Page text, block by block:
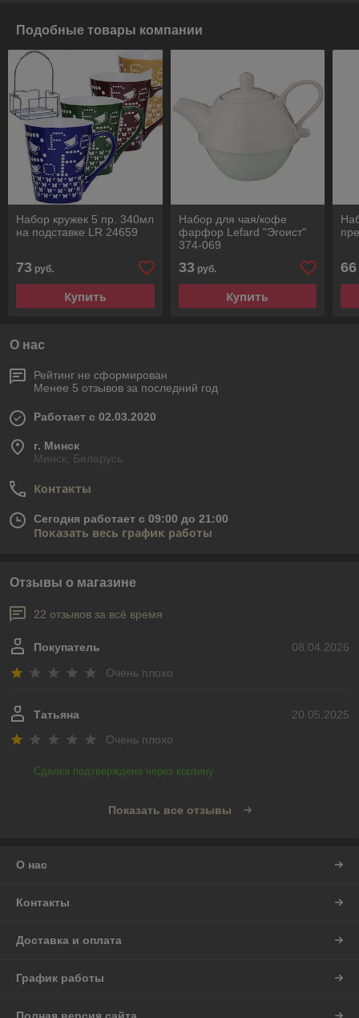
Подобные товары компании
Набор кружек 5 пр. 340мл
на подставке LR 24659
73 руб.
Купить
Набор для чая/кофе
фарфор Lefard "Эгоист"
374-069
33руб.
Купить
66
О нас
Рейтинг не сформирован
Менее 5 отзывов за последний год
Работает с 02.03.2020
г. Минск
Минск, Беларусь
Контакты
Сегодня работает с 09:00 до 21:00
Показать весь график работы
Отзывы о магазине
22 отзывов за всё время
08.04.2026
Покупатель
Очень плохо
20.05.2025
Татьяна
Очень плохо
Сделка подтверждена через корзину
Показать все отзывы
О нас
Контакты
Доставка и оплата
График работы